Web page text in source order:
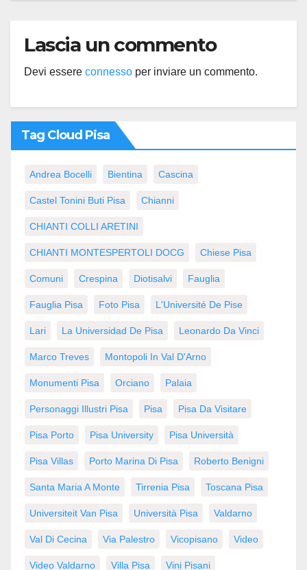
Lascia un commento
Devi essere connesso per inviare un commento.
Tag Cloud Pisa
Andrea Bocelli Bientina Cascina
Castel Tonini Buti Pisa Chianni
CHIANTI COLLI ARETINI
CHIANTI MONTESPERTOLI DOCG Chiese Pisa
Comuni Crespina Diotisalvi Fauglia
Fauglia Pisa Foto Pisa L'Université De Pise
Lari La Universidad De Pisa Leonardo Da Vinci
Marco Treves Montopoli In Val D'Arno
Monumenti Pisa Orciano Palaia
Personaggi Illustri Pisa Pisa Pisa Da Visitare
Pisa Porto Pisa University Pisa Università
Pisa Villas Porto Marina Di Pisa Roberto Benigni
Santa Maria A Monte Tirrenia Pisa Toscana Pisa
Universiteit Van Pisa Università Pisa Valdarno
Val Di Cecina Via Palestro Vicopisano Video
Video Valdarno Villa Pisa Vini Pisani